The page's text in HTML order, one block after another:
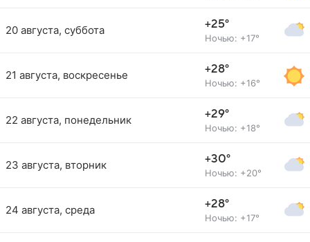
20 августа, суббота +25°
Ночью: +17°
21 августа, воскресенье +28°
Ночью: +16°
22 августа, понедельник +29°
Ночью: +18°
23 августа, вторник +30°
Ночью: +20°
24 августа, среда +28°
Ночью: +17°